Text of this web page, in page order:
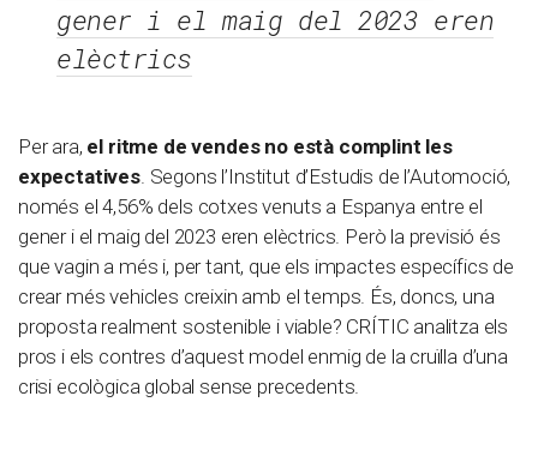
gener i el maig del 2023 eren
elèctrics
Per ara, el ritme de vendes no està complint les
expectatives. Segons l’Institut d’Estudis de l’Automoció,
només el 4,56% dels cotxes venuts a Espanya entre el
gener i el maig del 2023 eren elèctrics. Però la previsió és
que vagin a més i, per tant, que els impactes específics de
crear més vehicles creixin amb el temps. És, doncs, una
proposta realment sostenible i viable? CRÍTIC analitza els
pros i els contres d’aquest model enmig de la cruïlla d’una
crisi ecològica global sense precedents.